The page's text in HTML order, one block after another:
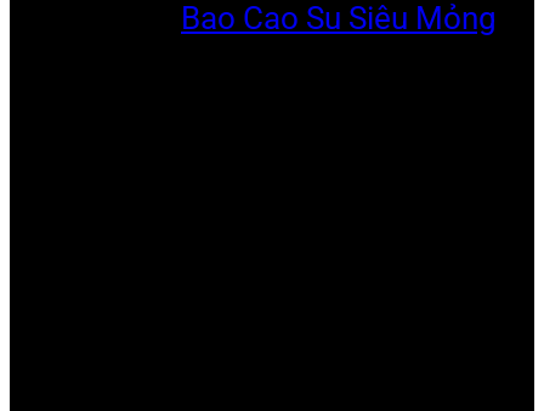
Bao Cao Su Siêu Mỏng